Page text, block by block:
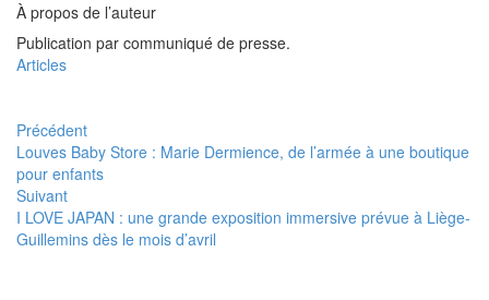
À propos de l’auteur
Publication par communiqué de presse.
Articles
Précédent
Louves Baby Store : Marie Dermience, de l’armée à une boutique
pour enfants
Suivant
I LOVE JAPAN : une grande exposition immersive prévue à Liège-
Guillemins dès le mois d’avril